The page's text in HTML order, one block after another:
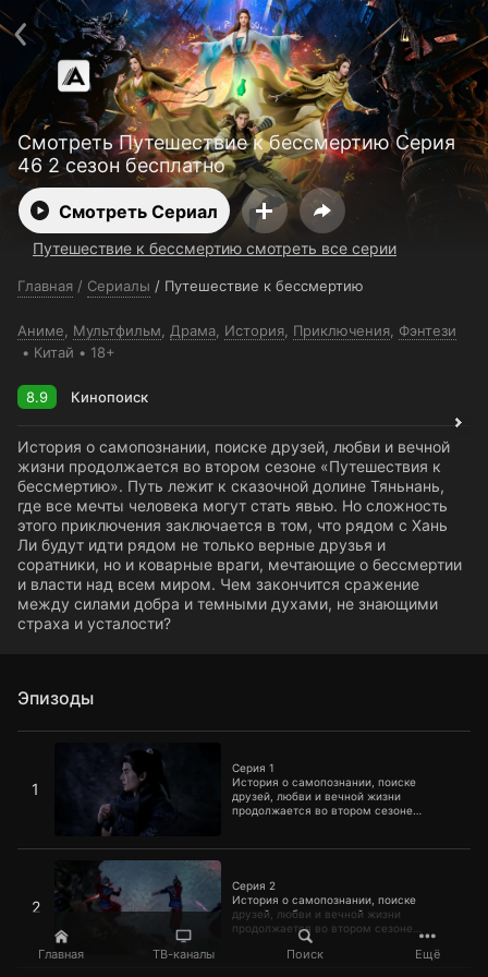
Главная ТВ-каналы Поиск Ещё
Смотреть Путешествие к бессмертию Серия
46 2 сезон бесплатно
Смотреть Сериал
Путешествие к бессмертию смотреть все серии
Главная / Сериалы / Путешествие к бессмертию
Аниме Мультфильм Драма История Приключения Фэнтези
Китай
18+
8.9 Кинопоиск
История о самопознании, поиске друзей, любви и вечной
жизни продолжается во втором сезоне «Путешествия к
бессмертию». Путь лежит к сказочной долине Тяньнань,
где все мечты человека могут стать явью. Но сложность
этого приключения заключается в том, что рядом с Хань
Ли будут идти рядом не только верные друзья и
соратники, но и коварные враги, мечтающие о бессмертии
и власти над всем миром. Чем закончится сражение
между силами добра и темными духами, не знающими
страха и усталости?
Эпизоды
1
Серия 1
История о самопознании, поиске
друзей, любви и вечной жизни
продолжается во втором сезоне
все мечты человека могут стать явью.
заключается в том, что рядом с Хань Ли
будут идти рядом не только верные
друзья и соратники, но и коварные
враги, мечтающие о бессмертии и
власти над всем миром. Чем
закончится сражение между силами
2
Серия 2
История о самопознании, поиске
друзей, любви и вечной жизни
продолжается во втором сезоне
«Путешествия к бессмертию». Путь
лежит к сказочной долине Тяньнань, где
Поддержка:support@24h.tv
О сервисе
Пользовательское соглашение
Политика конфиденциальности
Для партнёров
Открыть приложение
Ввести промокод
Установить на ТВ
Бесплатные каналы Контакты